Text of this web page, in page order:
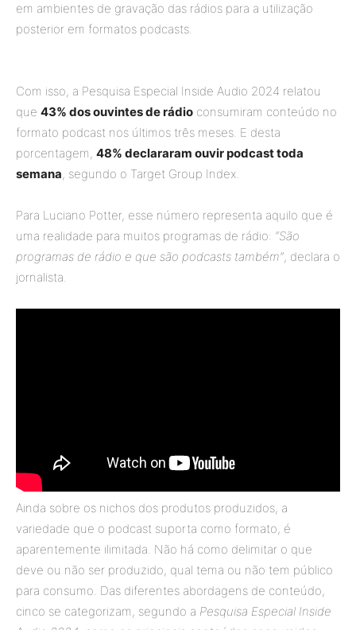
em ambientes de gravação das rádios para a utilização
posterior em formatos podcasts.
Com isso, a Pesquisa Especial Inside Audio 2024 relatou
que 43% dos ouvintes de rádio consumiram conteúdo no
formato podcast nos últimos três meses. E desta
porcentagem, 48% declararam ouvir podcast toda
semana, segundo o Target Group Index.
Para Luciano Potter, esse número representa aquilo que é
uma realidade para muitos programas de rádio: “São
programas de rádio e que são podcasts também”, declara o
jornalista.
Ainda sobre os nichos dos produtos produzidos, a
variedade que o podcast suporta como formato, é
aparentemente ilimitada. Não há como delimitar o que
deve ou não ser produzido, qual tema ou não tem público
para consumo. Das diferentes abordagens de conteúdo,
cinco se categorizam, segundo a Pesquisa Especial Inside